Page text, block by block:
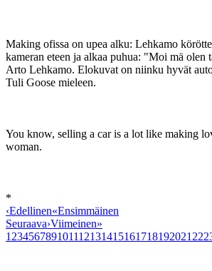
Making ofissa on upea alku: Lehkamo
kameran eteen ja alkaa puhua: "Moi mä olen
Arto Lehkamo. Elokuvat on niinku hyvät
Tuli Goose mieleen.
You know, selling a car is a lot like making
woman.
*
‹Edellinen«Ensimmäinen
Seuraava›Viimeinen»
1 23456789101112131415161718192021 22